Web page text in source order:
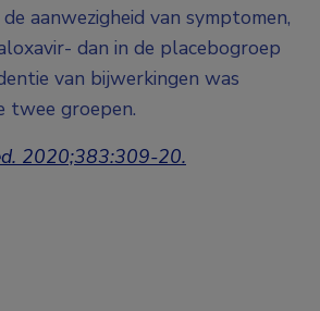
aanwezigheid van symptomen,
dan in de placebogroep
van bijwerkingen was
twee groepen.
2020;383:309-20.